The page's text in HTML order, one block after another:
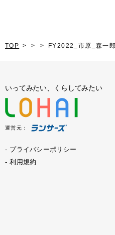
TOP FY2022_市原_森一
いってみたい、くらしてみたい
運営元：
プライバシーポリシー
利用規約